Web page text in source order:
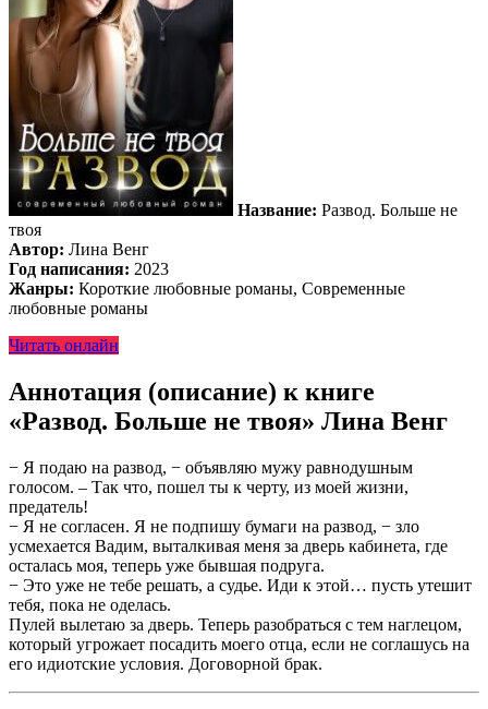
Название: Развод. Больше не
твоя
Автор: Лина Венг
Год написания: 2023
Жанры: Короткие любовные романы, Современные
любовные романы
Читать онлайн
Аннотация (описание) к книге
«Развод. Больше не твоя» Лина Венг
− Я подаю на развод, − объявляю мужу равнодушным
голосом. – Так что, пошел ты к черту, из моей жизни,
предатель!
− Я не согласен. Я не подпишу бумаги на развод, − зло
усмехается Вадим, выталкивая меня за дверь кабинета, где
осталась моя, теперь уже бывшая подруга.
− Это уже не тебе решать, а судье. Иди к этой… пусть утешит
тебя, пока не оделась.
Пулей вылетаю за дверь. Теперь разобраться с тем наглецом,
который угрожает посадить моего отца, если не соглашусь на
его идиотские условия. Договорной брак.